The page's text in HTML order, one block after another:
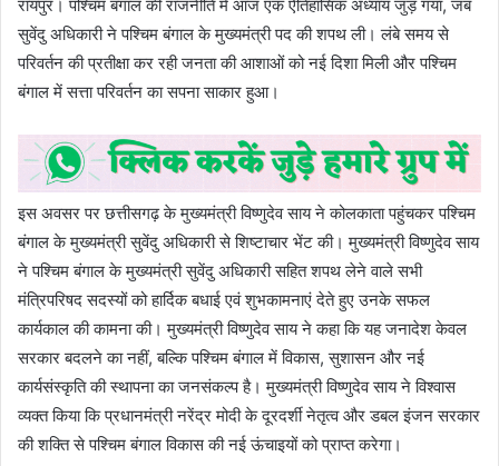
रायपुर। पश्चिम बंगाल की राजनीति में आज एक ऐतिहासिक अध्याय जुड़ गया, जब
सुवेंदु अधिकारी ने पश्चिम बंगाल के मुख्यमंत्री पद की शपथ ली। लंबे समय से
परिवर्तन की प्रतीक्षा कर रही जनता की आशाओं को नई दिशा मिली और पश्चिम
बंगाल में सत्ता परिवर्तन का सपना साकार हुआ।
इस अवसर पर छत्तीसगढ़ के मुख्यमंत्री विष्णुदेव साय ने कोलकाता पहुंचकर पश्चिम
बंगाल के मुख्यमंत्री सुवेंदु अधिकारी से शिष्टाचार भेंट की। मुख्यमंत्री विष्णुदेव साय
ने पश्चिम बंगाल के मुख्यमंत्री सुवेंदु अधिकारी सहित शपथ लेने वाले सभी
मंत्रिपरिषद सदस्यों को हार्दिक बधाई एवं शुभकामनाएं देते हुए उनके सफल
कार्यकाल की कामना की। मुख्यमंत्री विष्णुदेव साय ने कहा कि यह जनादेश केवल
सरकार बदलने का नहीं, बल्कि पश्चिम बंगाल में विकास, सुशासन और नई
कार्यसंस्कृति की स्थापना का जनसंकल्प है। मुख्यमंत्री विष्णुदेव साय ने विश्वास
व्यक्त किया कि प्रधानमंत्री नरेंद्र मोदी के दूरदर्शी नेतृत्व और डबल इंजन सरकार
की शक्ति से पश्चिम बंगाल विकास की नई ऊंचाइयों को प्राप्त करेगा।